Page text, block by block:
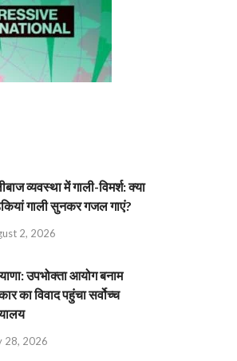
व्‍यवस्‍था में गाली-विमर्श: क्या
गाली सुनकर गजल गाएं?
2, 2026
उपभोक्ता आयोग बनाम
का विवाद पहुंचा सर्वोच्च
28, 2026